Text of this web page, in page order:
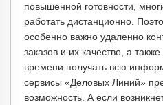
повышенной готовности,
работать дистанционно.
особенно важно удаленно
заказов и их качество, а
времени получать всю
сервисы «Деловых Линий»
возможность. А если